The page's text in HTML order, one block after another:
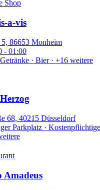
Shop
a-vis
86653 Monheim
- 01:00
· Bier· +16 weitere
68, 40215 Düsseldorf
Parkplatz ·
Amadeus